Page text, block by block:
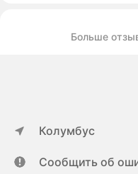
Больше
Колумбус
Сообщить об